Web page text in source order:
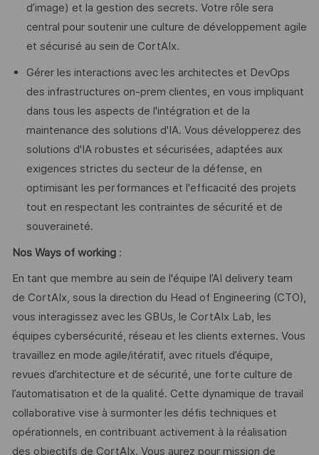
d’image) et la gestion des secrets. Votre rôle sera
central pour soutenir une culture de développement agile
et sécurisé au sein de CortAIx.
Gérer les interactions avec les architectes et DevOps
des infrastructures on-prem clientes, en vous impliquant
dans tous les aspects de l'intégration et de la
maintenance des solutions d'IA. Vous développerez des
solutions d'IA robustes et sécurisées, adaptées aux
exigences strictes du secteur de la défense, en
optimisant les performances et l'efficacité des projets
tout en respectant les contraintes de sécurité et de
souveraineté.
Nos Ways of working:
En tant que membre au sein de l'équipe l’AI delivery team
de CortAIx, sous la direction du Head of Engineering (CTO),
vous interagissez avec les GBUs, le CortAIx Lab, les
équipes cybersécurité, réseau et les clients externes. Vous
travaillez en mode agile/itératif, avec rituels d’équipe,
revues d’architecture et de sécurité, une forte culture de
l’automatisation et de la qualité. Cette dynamique de travail
collaborative vise à surmonter les défis techniques et
opérationnels, en contribuant activement à la réalisation
des objectifs de CortAIx. Vous aurez pour mission de